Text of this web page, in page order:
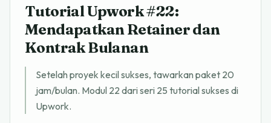
Tutorial Upwork #22:
Mendapatkan Retainer dan
Kontrak Bulanan
Setelah proyek kecil sukses, tawarkan paket 20
jam/bulan. Modul 22 dari seri 25 tutorial sukses di
Upwork.